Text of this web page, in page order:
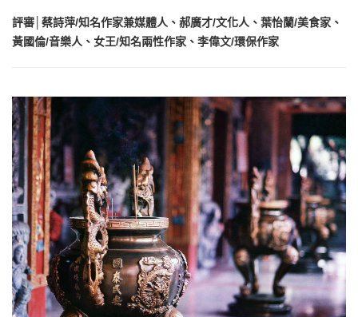
評審│蔡詩萍/知名作家兼媒體人、郝廣才/文化人、葉怡蘭/美食家、
黃國倫/音樂人、女王/知名兩性作家、李偉文/環保作家